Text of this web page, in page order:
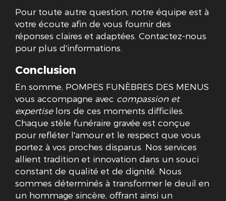
Pour toute autre question, notre équipe est à
votre écoute afin de vous fournir des
réponses claires et adaptées. Contactez-nous
pour plus d'informations.
Conclusion
En somme, POMPES FUNÈBRES DES MENUS
vous accompagne avec compassion et
expertiselors de ces moments difficiles.
Chaque stèle funéraire gravée est conçue
pour refléter l'amour et le respect que vous
portez à vos proches disparus. Nos services
allient tradition et innovation dans un souci
constant de qualité et de dignité. Nous
sommes déterminés à transformer le deuil en
un hommage sincère, offrant ainsi un